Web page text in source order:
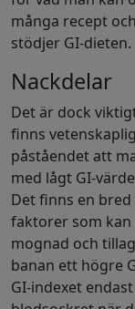
många recept
stödjer GI-dieten.
Nackdelar
Det är dock
finns
påståendet att
med lågt GI-
Det finns en
faktorer som kan
mognad och
banan ett högre
GI-indexet